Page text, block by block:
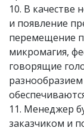
10. В качестве
и появление
перемещение
микромагия,
говорящие
11. Менеджер
заказчиком и